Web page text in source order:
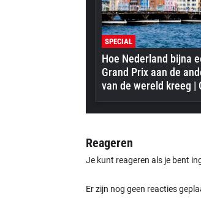
SPECIAL
Hoe Nederland bijna
Grand Prix aan de
van de wereld kreeg |
Special
Reageren
Je kunt reageren als je bent
Er zijn nog geen reacties